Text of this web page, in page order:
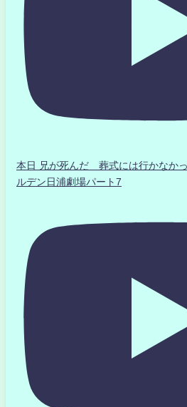
本日 兄が死んだ 葬式には行かな
ルデン日浦劇場パート7